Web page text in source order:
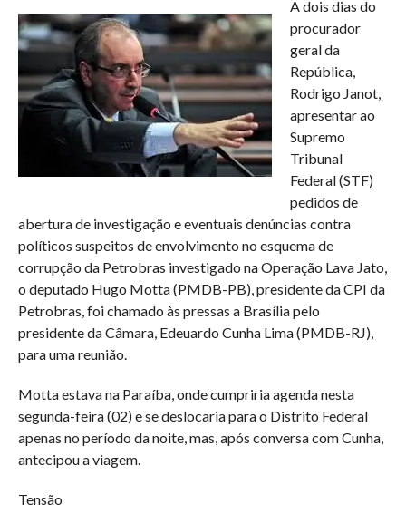
A dois dias do
procurador
geral da
República,
Rodrigo Janot,
apresentar ao
Supremo
Tribunal
Federal (STF)
pedidos de
abertura de investigação e eventuais denúncias contra
políticos suspeitos de envolvimento no esquema de
corrupção da Petrobras investigado na Operação Lava Jato,
o deputado Hugo Motta (PMDB-PB), presidente da CPI da
Petrobras, foi chamado às pressas a Brasília pelo
presidente da Câmara, Edeuardo Cunha Lima (PMDB-RJ),
para uma reunião.
Motta estava na Paraíba, onde cumpriria agenda nesta
segunda-feira (02) e se deslocaria para o Distrito Federal
apenas no período da noite, mas, após conversa com Cunha,
antecipou a viagem.
Tensão